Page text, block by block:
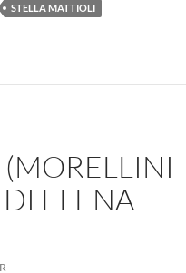
STELLA MATTIOLI
(MORELLINI
ELENA